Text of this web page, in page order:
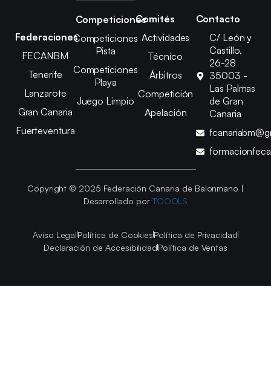
Federaciones
FECANBM
Tenerife
Lanzarote
Gran Canaria
Fuerteventura
Competiciones
Competiciones
Pista
Competiciones
Playa
Juego Limpio
Comités
Actividades
Técnico
Árbitros
Competición
Apelación
Contacto
C/ León y
Castillo,
26-28
35003 -
Las Palmas
de Gran
Canaria
Copyright © 2025 Federación Canaria de Balonmano |
Desarrollado por TOOOLS
Aviso LegalPolítica de CookiesPolítica de Privacidad
Declaración de AccesibilidadPolítica de Ventas